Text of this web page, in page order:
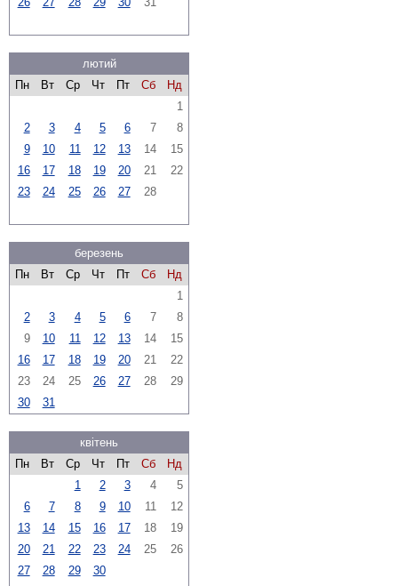
лютий
Пн
Вт Ср Чт Пт Сб
Нд
1
2
3 4 5 6 7
8
9
10 11 12 13 14
15
16
17 18 19 20 21
22
23
24 25 26 27 28
березень
Пн
Вт Ср Чт Пт Сб
Нд
1
2
3 4 5 6 7
8
9
10 11 12 13 14
15
16
17 18 19 20 21
22
23
24 25 26 27 28
29
30
31
квітень
Пн
Вт Ср Чт Пт Сб
Нд
1
2 3 4
5
6
7 8 9 10 11
12
13
14 15 16 17 18
19
20
21 22 23 24 25
26
27
28 29 30